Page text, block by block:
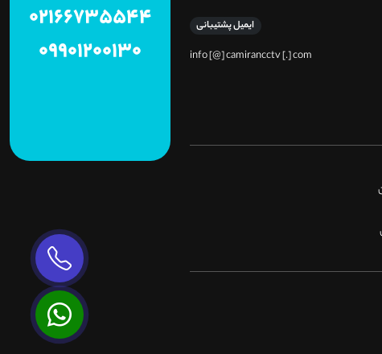
ایمیل پشتیبانی
info [@] camirancctv [.] com
02166735544
09901200130